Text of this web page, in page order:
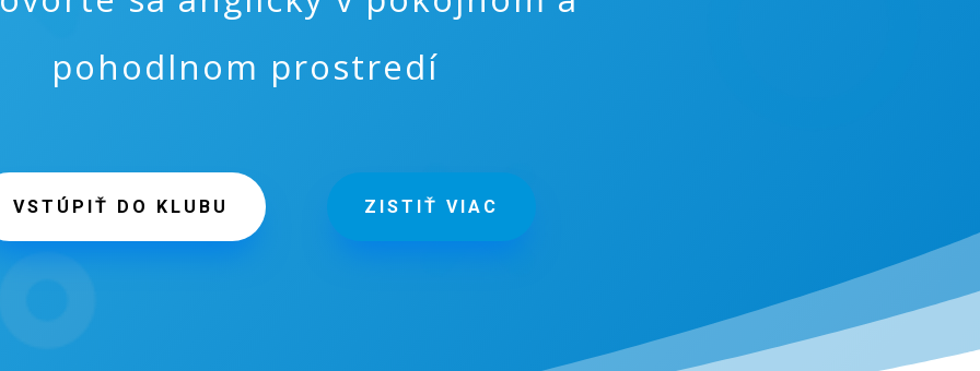
pohodlnom prostredí
VSTÚPIŤ DO KLUBU ZISTIŤ VIAC